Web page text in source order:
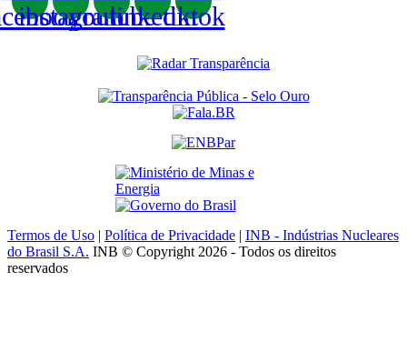
Termos de Uso | Política de Privacidade | INB - Indústrias Nucleares
do Brasil S.A. INB © Copyright 2026 - Todos os direitos
reservados